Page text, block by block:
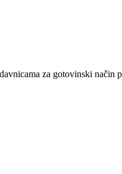
za gotovinski način